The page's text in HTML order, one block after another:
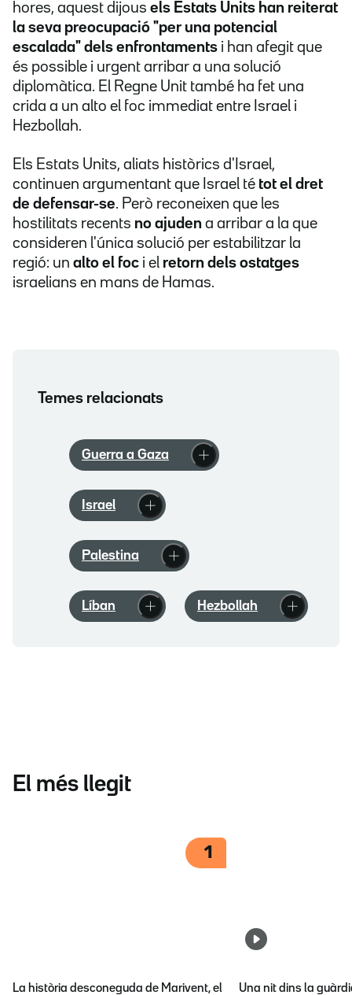
hores, aquest dijous els Estats Units han reiterat
la seva preocupació "per una potencial
escalada" dels enfrontaments i han afegit que
és possible i urgent arribar a una solució
diplomàtica. El Regne Unit també ha fet una
crida a un alto el foc immediat entre Israel i
Hezbollah.
Els Estats Units, aliats històrics d'Israel,
continuen argumentant que Israel té tot el dret
de defensar-se. Però reconeixen que les
hostilitats recents no ajuden a arribar a la que
consideren l'única solució per estabilitzar la
regió: un alto el foc i el retorn dels ostatges
israelians en mans de Hamas.
Temes relacionats
Guerra a Gaza
Israel
Palestina
Líban Hezbollah
El més llegit
1
La història desconeguda de Marivent, el Una nit dins la